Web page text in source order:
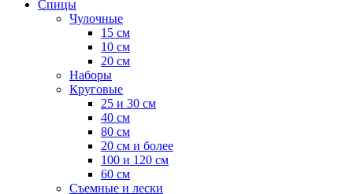
Спицы
Чулочные
15 см
10 см
20 см
Наборы
Круговые
25 и 30 см
40 см
80 см
20 см и более
100 и 120 см
60 см
Съемные и лески